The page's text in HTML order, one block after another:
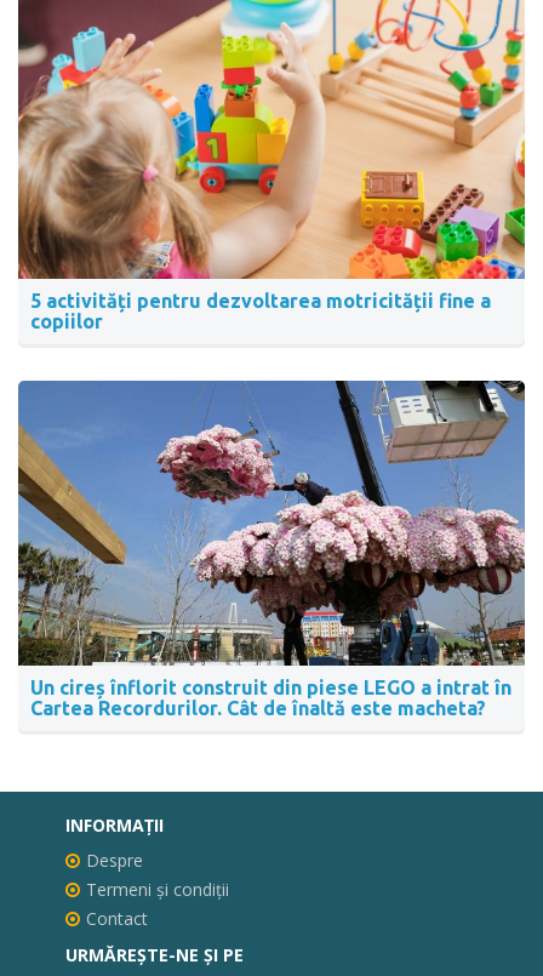
5 activități pentru dezvoltarea motricității fine a
copiilor
Un cireș înflorit construit din piese LEGO a intrat în
Cartea Recordurilor. Cât de înaltă este macheta?
INFORMAŢII
Despre
Termeni și condiții
Contact
URMĂREȘTE-NE ȘI PE